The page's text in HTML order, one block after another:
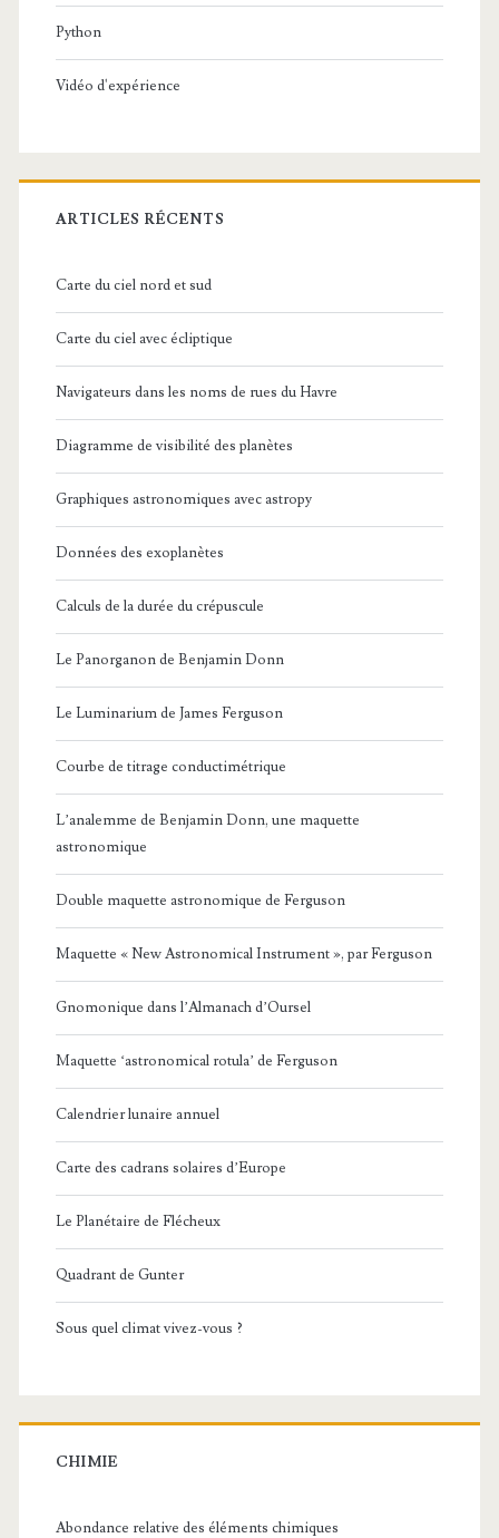
Python
Vidéo d'expérience
ARTICLES RÉCENTS
Carte du ciel nord et sud
Carte du ciel avec écliptique
Navigateurs dans les noms de rues du Havre
Diagramme de visibilité des planètes
Graphiques astronomiques avec astropy
Données des exoplanètes
Calculs de la durée du crépuscule
Le Panorganon de Benjamin Donn
Le Luminarium de James Ferguson
Courbe de titrage conductimétrique
L’analemme de Benjamin Donn, une maquette
astronomique
Double maquette astronomique de Ferguson
Maquette « New Astronomical Instrument », par Ferguson
Gnomonique dans l’Almanach d’Oursel
Maquette ‘astronomical rotula’ de Ferguson
Calendrier lunaire annuel
Carte des cadrans solaires d’Europe
Le Planétaire de Flécheux
Quadrant de Gunter
Sous quel climat vivez-vous ?
CHIMIE
Abondance relative des éléments chimiques